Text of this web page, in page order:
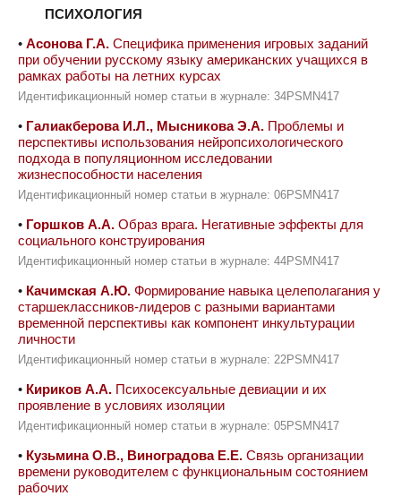
ПСИХОЛОГИЯ
• Асонова Г.А. Специфика применения игровых заданий
при обучении русскому языку американских учащихся в
рамках работы на летних курсах
Идентификационный номер статьи в журнале: 34PSMN417
• Галиакберова И.Л., Мысникова Э.А. Проблемы и
перспективы использования нейропсихологического
подхода в популяционном исследовании
жизнеспособности населения
Идентификационный номер статьи в журнале: 06PSMN417
• Горшков А.А. Образ врага. Негативные эффекты для
социального конструирования
Идентификационный номер статьи в журнале: 44PSMN417
• Качимская А.Ю. Формирование навыка целеполагания у
старшеклассников-лидеров с разными вариантами
временной перспективы как компонент инкультурации
личности
Идентификационный номер статьи в журнале: 22PSMN417
• Кириков А.А. Психосексуальные девиации и их
проявление в условиях изоляции
Идентификационный номер статьи в журнале: 05PSMN417
• Кузьмина О.В., Виноградова Е.Е. Связь организации
времени руководителем с функциональным состоянием
рабочих